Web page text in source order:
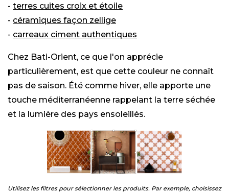
- terres cuites croix et étoile
- céramiques façon zellige
- carreaux ciment authentiques
Chez Bati-Orient, ce que l'on apprécie
particulièrement, est que cette couleur ne connaît
pas de saison. Été comme hiver, elle apporte une
touche méditerranéenne rappelant la terre séchée
et la lumière des pays ensoleillés.
Utilisez les filtres pour sélectionner les produits. Par exemple, choisissez